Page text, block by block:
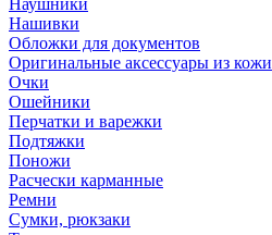
Наушники
Нашивки
Обложки для документов
Оригинальные аксессуары из кожи
Очки
Ошейники
Перчатки и варежки
Подтяжки
Поножи
Расчески карманные
Ремни
Сумки, рюкзаки